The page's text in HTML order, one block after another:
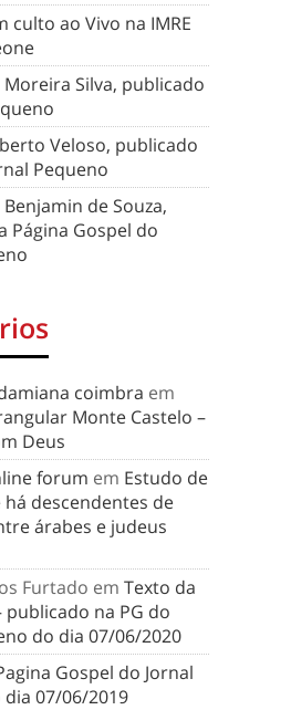
culto ao Vivo na IMRE
Silva, publicado
Veloso, publicado
Pequeno
de Souza,
Página Gospel do
coimbra em
Monte Castelo –
Deus
forum em Estudo de
há descendentes de
árabes e judeus
Furtado em Texto da
publicado na PG do
do dia 07/06/2020
Gospel do Jornal
07/06/2019